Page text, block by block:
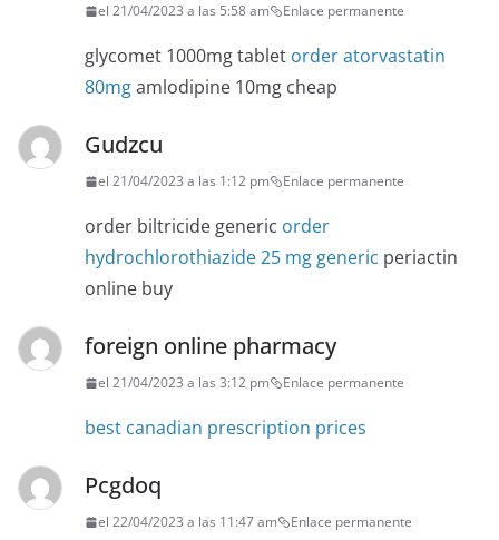
el 21/04/2023 a las 5:58 am Enlace permanente
glycomet 1000mg tablet order atorvastatin
80mgamlodipine 10mg cheap
Gudzcu
el 21/04/2023 a las 1:12 pm Enlace permanente
order biltricide generic order
hydrochlorothiazide 25 mg generic periactin
online buy
foreign online pharmacy
el 21/04/2023 a las 3:12 pm Enlace permanente
best canadian prescription prices
Pcgdoq
el 22/04/2023 a las 11:47 am Enlace permanente